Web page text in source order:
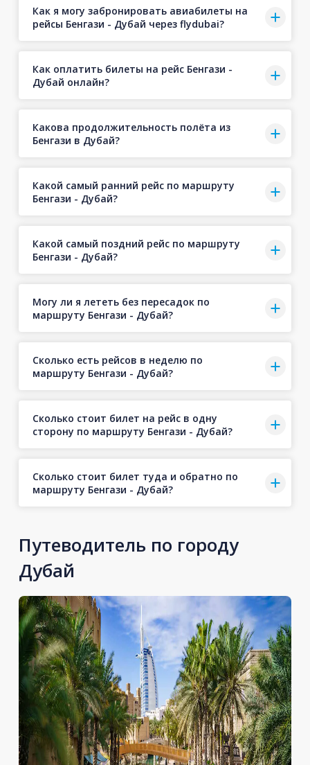
Как я могу забронировать авиабилеты на
рейсы Бенгази - Дубай через flydubai?
Как оплатить билеты на рейс Бенгази -
Дубай онлайн?
Какова продолжительность полёта из
Бенгази в Дубай?
Какой самый ранний рейс по маршруту
Бенгази - Дубай?
Какой самый поздний рейс по маршруту
Бенгази - Дубай?
Могу ли я лететь без пересадок по
маршруту Бенгази - Дубай?
Сколько есть рейсов в неделю по
маршруту Бенгази - Дубай?
Сколько стоит билет на рейс в одну
сторону по маршруту Бенгази - Дубай?
Сколько стоит билет туда и обратно по
маршруту Бенгази - Дубай?
Путеводитель по городу
Дубай